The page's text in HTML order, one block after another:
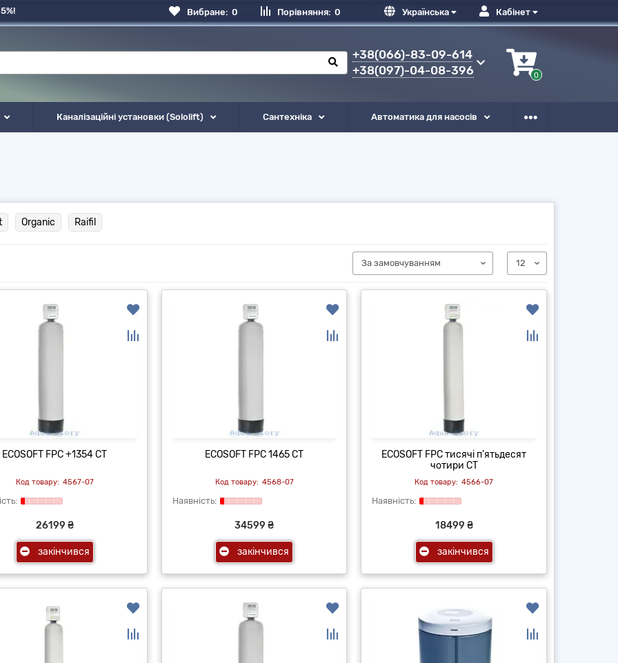
Кабінет
Українська
Порівняння: 0
Вибране: 0
+38(066)-83-09-614
+38(097)-04-08-396
0
Каналізаційні установки (Sololift) Сантехніка Автоматика для насосів
Organic Raifil
ECOSOFT FPС +1354 CT
4567-07
26199 ₴
закінчився
ECOSOFT FPС 1465 CT
4568-07
34599 ₴
закінчився
ECOSOFT FPС тисячі п'ятьдесят
чотири CT
4566-07
18499 ₴
закінчився